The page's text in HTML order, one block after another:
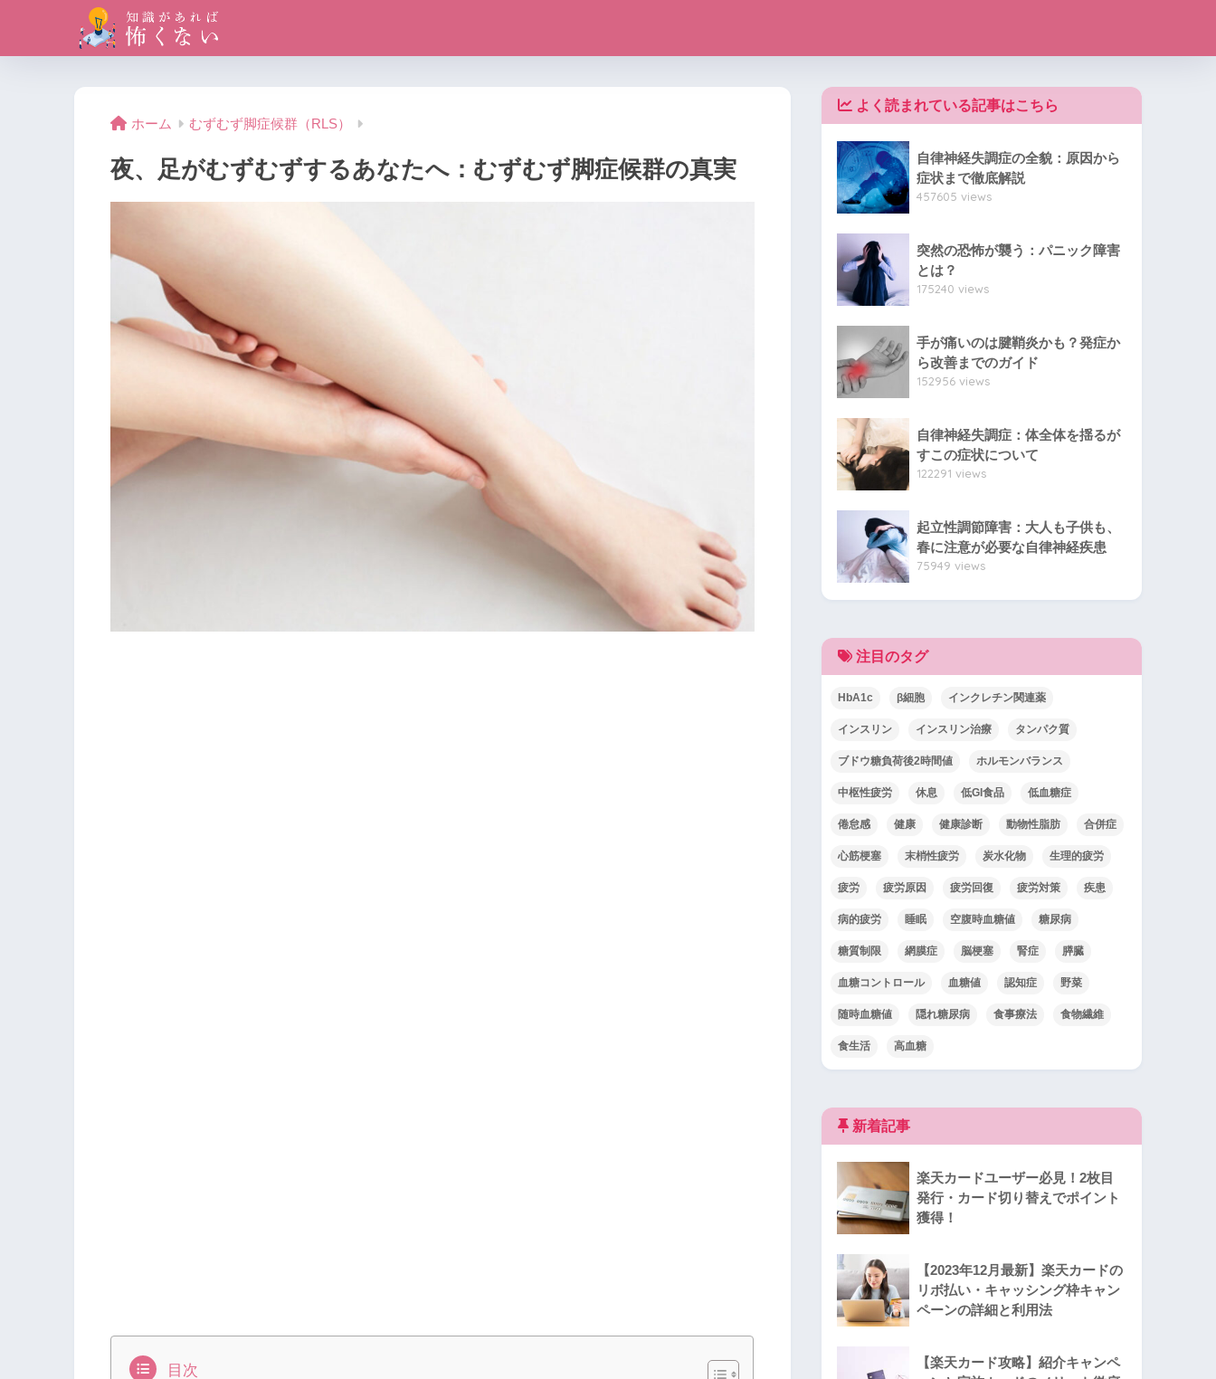
ホーム むずむず脚症候群（RLS）
夜、足がむずむずするあなたへ：むずむず脚症候群の真実
目次
よく読まれている記事はこちら
自律神経失調症の全貌：原因から
症状まで徹底解説
457605 views
突然の恐怖が襲う：パニック障害
とは？
175240 views
手が痛いのは腱鞘炎かも？発症か
ら改善までのガイド
152956 views
自律神経失調症：体全体を揺るが
すこの症状について
122291 views
起立性調節障害：大人も子供も、
春に注意が必要な自律神経疾患
75949 views
注目のタグ
HbA1c β細胞 インクレチン関連薬
インスリン インスリン治療 タンパク質
ブドウ糖負荷後2時間値 ホルモンバランス
中枢性疲労 休息 低GI食品 低血糖症
倦怠感 健康 健康診断 動物性脂肪 合併症
心筋梗塞 末梢性疲労 炭水化物 生理的疲労
疲労 疲労原因 疲労回復 疲労対策 疾患
病的疲労 睡眠 空腹時血糖値 糖尿病
糖質制限 網膜症 脳梗塞 腎症 膵臓
血糖コントロール 血糖値 認知症 野菜
随時血糖値 隠れ糖尿病 食事療法 食物繊維
食生活 高血糖
新着記事
楽天カードユーザー必見！2枚目
発行・カード切り替えでポイント
獲得！
【2023年12月最新】楽天カードの
リボ払い・キャッシング枠キャン
ペーンの詳細と利用法
【楽天カード攻略】紹介キャンペ